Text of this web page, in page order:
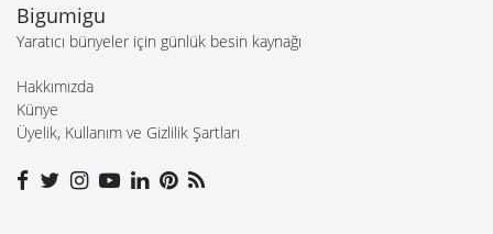
Bigumigu
Yaratıcı bünyeler için günlük besin kaynağı
Hakkımızda
Künye
Üyelik, Kullanım ve Gizlilik Şartları